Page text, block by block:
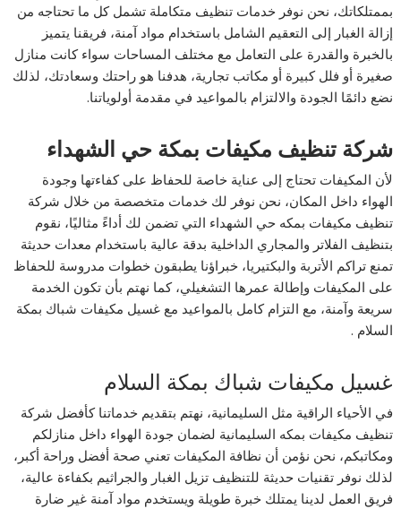
بممتلكاتك، نحن نوفر خدمات تنظيف متكاملة تشمل كل ما تحتاجه من
إزالة الغبار إلى التعقيم الشامل باستخدام مواد آمنة، فريقنا يتميز
بالخبرة والقدرة على التعامل مع مختلف المساحات سواء كانت منازل
صغيرة أو فلل كبيرة أو مكاتب تجارية، هدفنا هو راحتك وسعادتك، لذلك
نضع دائمًا الجودة والالتزام بالمواعيد في مقدمة أولوياتنا.
شركة تنظيف مكيفات بمكة حي الشهداء
لأن المكيفات تحتاج إلى عناية خاصة للحفاظ على كفاءتها وجودة
الهواء داخل المكان، نحن نوفر لك خدمات متخصصة من خلال شركة
تنظيف مكيفات بمكه حي الشهداء التي تضمن لك أداءً مثاليًا، نقوم
بتنظيف الفلاتر والمجاري الداخلية بدقة عالية باستخدام معدات حديثة
تمنع تراكم الأتربة والبكتيريا، خبراؤنا يطبقون خطوات مدروسة للحفاظ
على المكيفات وإطالة عمرها التشغيلي، كما نهتم بأن تكون الخدمة
سريعة وآمنة، مع التزام كامل بالمواعيد مع غسيل مكيفات شباك بمكة
السلام .
غسيل مكيفات شباك بمكة السلام
في الأحياء الراقية مثل السليمانية، نهتم بتقديم خدماتنا كأفضل شركة
تنظيف مكيفات بمكه السليمانية لضمان جودة الهواء داخل منازلكم
ومكاتبكم، نحن نؤمن أن نظافة المكيفات تعني صحة أفضل وراحة أكبر،
لذلك نوفر تقنيات حديثة للتنظيف تزيل الغبار والجراثيم بكفاءة عالية،
فريق العمل لدينا يمتلك خبرة طويلة ويستخدم مواد آمنة غير ضارة